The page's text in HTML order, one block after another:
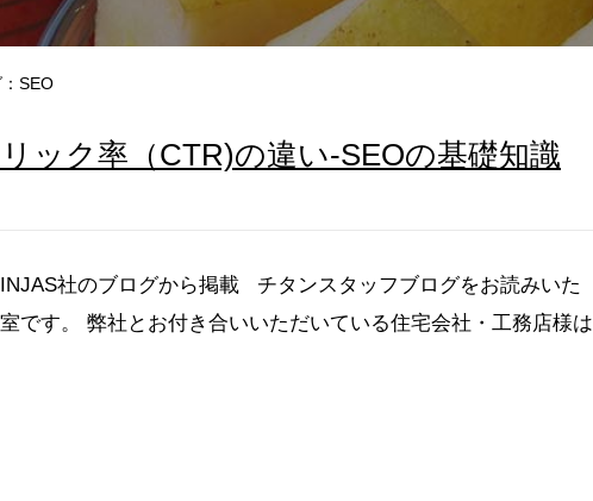
：SEO
ック率（CTR)の違い-SEOの基礎知識
社のブログから掲載 チタンスタッフブログをお読みいた
です。 弊社とお付き合いいただいている住宅会社・工務店様は